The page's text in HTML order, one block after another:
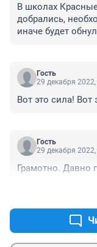
В школах
добрались,
иначе будет
Гость
29 декабря
Вот это сила!
Гость
29 декабря
Грамотно. Давно